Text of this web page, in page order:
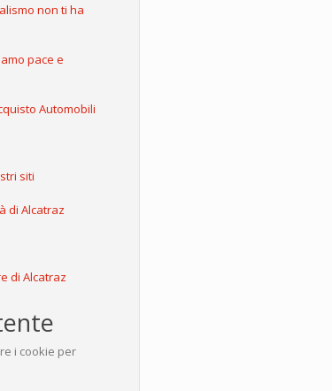
non ti ha
pace e
Automobili
siti
di Alcatraz
di Alcatraz
i cookie per